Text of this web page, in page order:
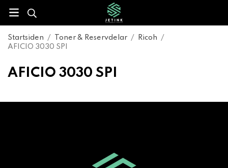
Startsiden / Toner & Reservdelar / Ricoh
/
AFICIO 3030 SPI
AFICIO 3030 SPI